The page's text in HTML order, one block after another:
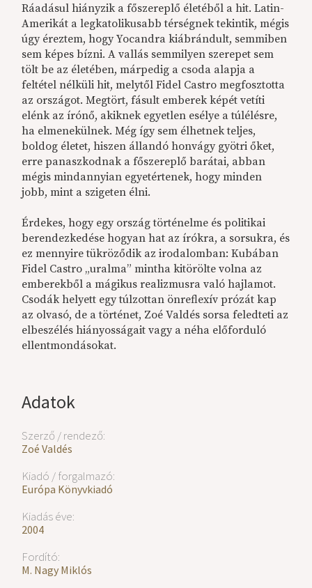
Adatok
Szerző / rendező:
Zoé Valdés
Kiadó / forgalmazó:
Európa Könyvkiadó
Kiadás éve:
2004
Fordító:
M. Nagy Miklós
Ráadásul hiányzik a főszereplő életéből a hit. Latin-
Amerikát a legkatolikusabb térségnek tekintik, mégis
úgy éreztem, hogy Yocandra kiábrándult, semmiben
sem képes bízni. A vallás semmilyen szerepet sem
tölt be az életében, márpedig a csoda alapja a
feltétel nélküli hit, melytől Fidel Castro megfosztotta
az országot. Megtört, fásult emberek képét vetíti
elénk az írónő, akiknek egyetlen esélye a túlélésre,
ha elmenekülnek. Még így sem élhetnek teljes,
boldog életet, hiszen állandó honvágy gyötri őket,
erre panaszkodnak a főszereplő barátai, abban
mégis mindannyian egyetértenek, hogy minden
jobb, mint a szigeten élni.
Érdekes, hogy egy ország történelme és politikai
berendezkedése hogyan hat az írókra, a sorsukra, és
ez mennyire tükröződik az irodalomban: Kubában
Fidel Castro „uralma” mintha kitörölte volna az
emberekből a mágikus realizmusra való hajlamot.
Csodák helyett egy túlzottan önreflexív prózát kap
az olvasó, de a történet, Zoé Valdés sorsa feledteti az
elbeszélés hiányosságait vagy a néha előforduló
ellentmondásokat.